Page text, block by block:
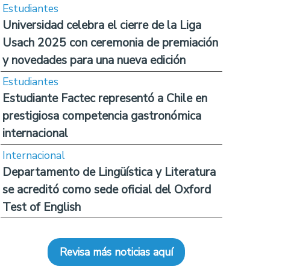
Estudiantes
Universidad celebra el cierre de la Liga
Usach 2025 con ceremonia de premiación
y novedades para una nueva edición
Estudiantes
Estudiante Factec representó a Chile en
prestigiosa competencia gastronómica
internacional
Internacional
Departamento de Lingüística y Literatura
se acreditó como sede oficial del Oxford
Test of English
Revisa más noticias aquí